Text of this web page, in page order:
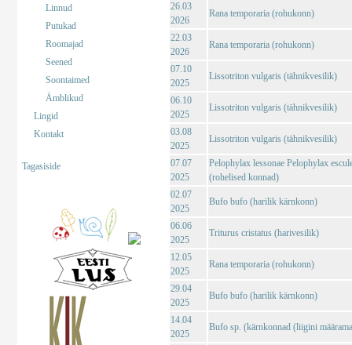
Linnud
Putukad
Roomajad
Seened
Soontaimed
Ämblikud
Lingid
Kontakt
Tagasiside
26.03
2026
Rana temporaria (rohukonn)
22.03
2026
Rana temporaria (rohukonn)
07.10
2025
Lissotriton vulgaris (tähnikvesilik)
06.10
2025
Lissotriton vulgaris (tähnikvesilik)
03.08
2025
Lissotriton vulgaris (tähnikvesilik)
07.07
2025
Pelophylax lessonae Pelophylax
(rohelised konnad)
02.07
2025
Bufo bufo (harilik kärnkonn)
06.06
2025
Triturus cristatus (harivesilik)
12.05
2025
Rana temporaria (rohukonn)
29.04
2025
Bufo bufo (harilik kärnkonn)
14.04
2025
Bufo sp. (kärnkonnad (liigini